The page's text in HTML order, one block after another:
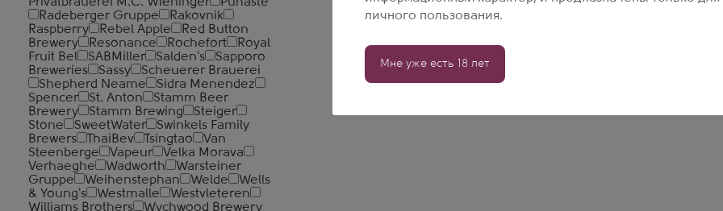
Radeberger Gruppe
Rakovnik
Raspberry
Rebel Apple
Red Button
Brewery
Resonance Rochefort
Royal
Fruit Bel
SABMiller Salden's
Sapporo
Breweries
Sassy
Scheuerer Brauerei
Shepherd Neame
Sidra Menendez
Spencer
St. Anton
Stamm Beer
Brewery
Stamm Brewing
Steiger
Stone
SweetWater
Swinkels Family
Brewers
ThaiBev Tsingtao
Van
Steenberge
Vapeur
Velka Morava
Verhaeghe
Wadworth
Warsteiner
Gruppe
Weihenstephan Welde
Wells
& Young's
Westmalle
Westvleteren
Williams Brothers
Wychwood Brewery
личного пользования.
Мне уже есть 18 лет